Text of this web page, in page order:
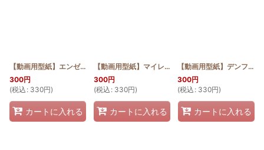
【動画用型紙】エンゼルストランペットのラウンドポーチ [
300円
(税込 : 330円)
カートに入れる
【動画用型紙】マイレとティアレの裁ちばさみケース
300円
(税込 : 330円)
カートに入れる
【動画用型紙】デンファレのロールペーパーカバー
300円
(税込 : 330円)
カートに入れる